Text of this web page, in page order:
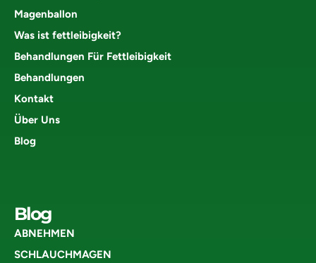
Magenballon
Was ist fettleibigkeit?
Behandlungen Für Fettleibigkeit
Behandlungen
Kontakt
Über Uns
Blog
Blog
ABNEHMEN
SCHLAUCHMAGEN